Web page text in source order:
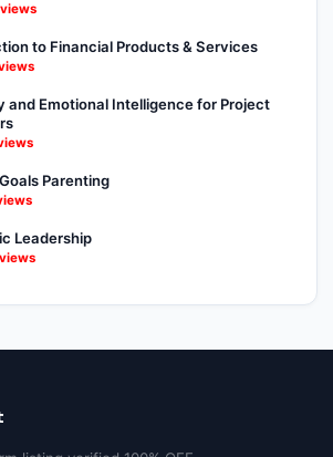
views
to Financial Products & Services
and Emotional Intelligence for Project
Parenting
Leadership
views